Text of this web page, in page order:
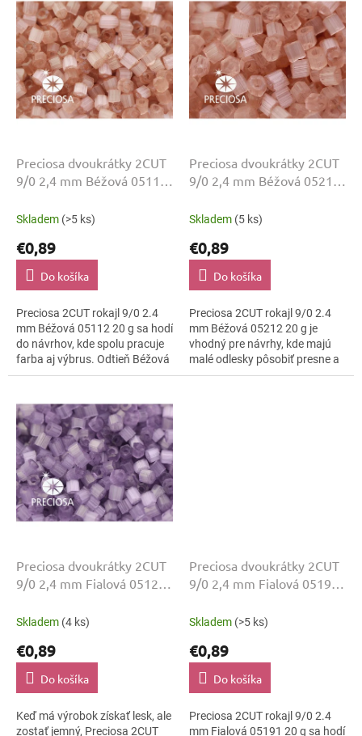
d
o
p
p
o
d
Preciosa dvoukrátky 2CUT
9/0 2,4 mm Béžová 05112
Skladem (>5 ks)
€0,89
Do košíka
Preciosa 2CUT rokajl 9/0 2.4
mm Béžová 05112 20 g sa hodí
do návrhov, kde spolu pracuje
farba aj výbrus. Odtieň Béžová
dopĺňa lesklo brúsená a
Balenie je...
Preciosa dvoukrátky 2CUT
9/0 2,4 mm Béžová 05212
Skladem (5 ks)
€0,89
Do košíka
Preciosa 2CUT rokajl 9/0 2.4
mm Béžová 05212 20 g je
vhodný pre návrhy, kde majú
malé odlesky pôsobiť presne a
čisto. Odtieň Béžová, povrch
Preciosa dvoukrátky 2CUT
9/0 2,4 mm Fialová 05122
Skladem (4 ks)
€0,89
Do košíka
Keď má výrobok získať lesk, ale
zostať jemný, Preciosa 2CUT
Preciosa dvoukrátky 2CUT
9/0 2,4 mm Fialová 05191
Skladem (>5 ks)
€0,89
Do košíka
Preciosa 2CUT rokajl 9/0 2.4
mm Fialová 05191 20 g sa hodí